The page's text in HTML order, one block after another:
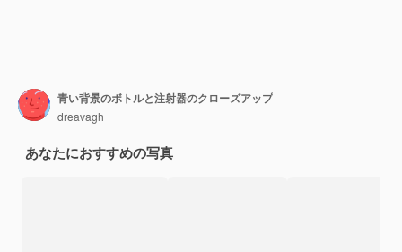
青い背景のボトルと注射器のクローズアップ
dreavagh
あなたにおすすめの写真